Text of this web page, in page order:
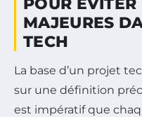
MAJEURES
TECH
La base d’un projet
sur une définition
est impératif que